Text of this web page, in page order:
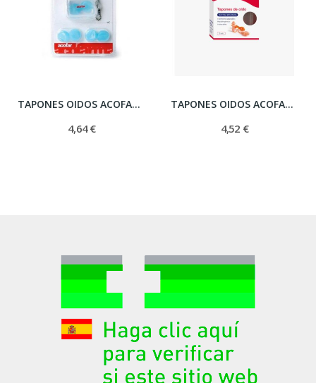
TAPONES OIDOS ACOFARMA SILICONA MOLDEABLE 6 U
4,64 €
TAPONES OIDOS ACOFARMA SILICONA MOLDEADA 2 U
4,52 €